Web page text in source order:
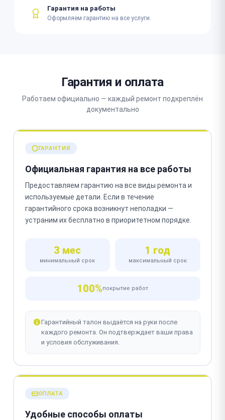
Гарантия на работы
Оформляем гарантию на все услуги.
Гарантия и оплата
Работаем официально — каждый ремонт подкреплён
документально
ГАРАНТИЯ
Официальная гарантия на все работы
Предоставляем гарантию на все виды ремонта и
используемые детали. Если в течение
гарантийного срока возникнут неполадки —
устраним их бесплатно в приоритетном порядке.
3 мес
минимальный срок
1 год
максимальный срок
100%покрытие работ
Гарантийный талон выдаётся на руки после
каждого ремонта. Он подтверждает ваши права
и условия обслуживания.
ОПЛАТА
Удобные способы оплаты